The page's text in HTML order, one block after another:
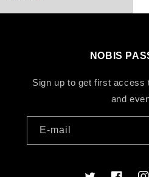
NOBIS
Sign up to get first access
and
E-mail